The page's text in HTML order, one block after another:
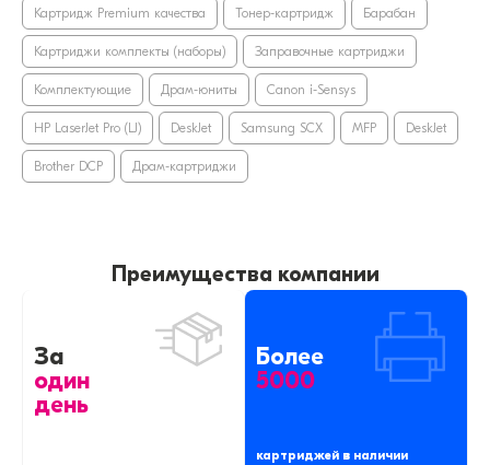
Картридж Premium качества Тонер-картридж Барабан
Картриджи комплекты (наборы) Заправочные картриджи
Комплектующие Драм-юниты Canon i-Sensys
HP LaserJet Pro (LJ) DeskJet Samsung SCX MFP DeskJet
Brother DCP Драм-картриджи
Преимущества компании
За
один
день
Более
5000
картриджей в наличии